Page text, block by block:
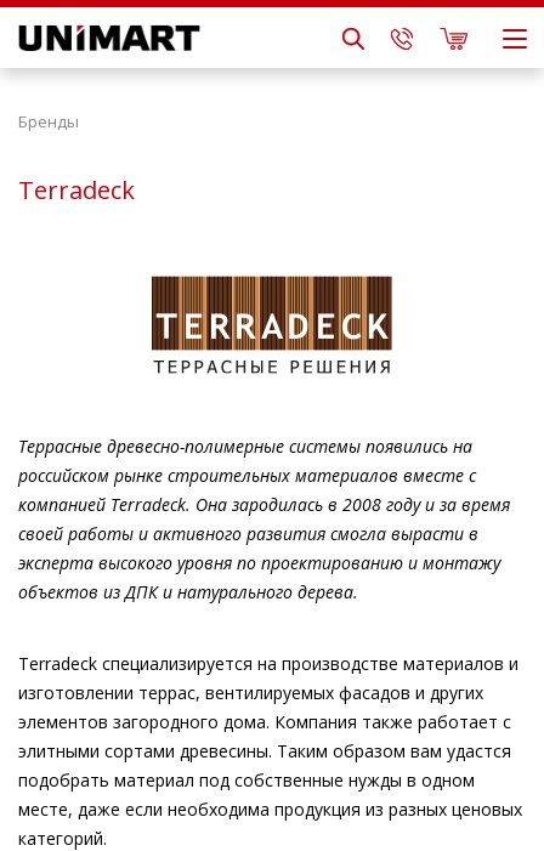
Бренды
Terradeck
Террасные древесно-полимерные системы появились на
российском рынке строительных материалов вместе с
компанией Terradeck. Она зародилась в 2008 году и за время
своей работы и активного развития смогла вырасти в
эксперта высокого уровня по проектированию и монтажу
объектов из ДПК и натурального дерева.
Terradeck специализируется на производстве материалов и
изготовлении террас, вентилируемых фасадов и других
элементов загородного дома. Компания также работает с
элитными сортами древесины. Таким образом вам удастся
подобрать материал под собственные нужды в одном
месте, даже если необходима продукция из разных ценовых
категорий.